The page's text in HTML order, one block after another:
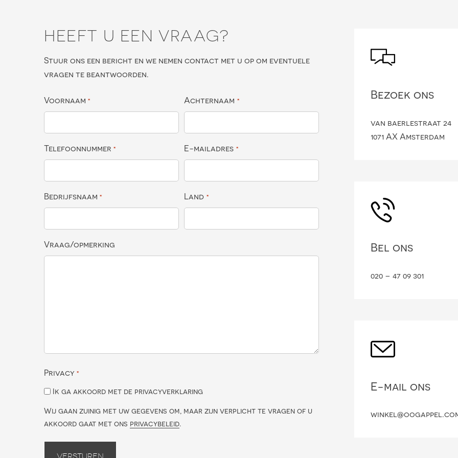
HEEFT U EEN VRAAG?
Stuur ons een bericht en we nemen contact met u op om eventuele
vragen te beantwoorden.
Voornaam * Achternaam *
Telefoonnummer * E-mailadres *
Bedrijfsnaam * Land *
Vraag/opmerking
Privacy *
Ik ga akkoord met de privacyverklaring
Wij gaan zuinig met uw gegevens om, maar zijn verplicht te vragen of u
akkoord gaat met ons privacybeleid.
Bezoek ons
van baerlestraat 24
1071 AX Amsterdam
Bel ons
020 – 47 09 301
E-mail ons